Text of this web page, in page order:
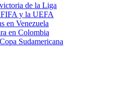
de la Liga
FIFA y la UEFA
en Venezuela
en Colombia
Sudamericana